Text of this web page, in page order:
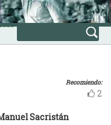
Recomiendo:
2
Sacristán